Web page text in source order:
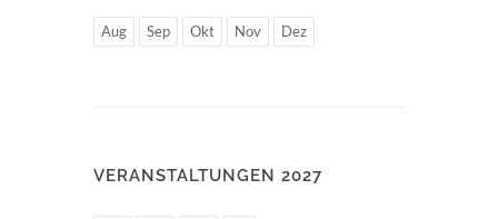
Aug Sep Okt Nov Dez
VERANSTALTUNGEN 2027